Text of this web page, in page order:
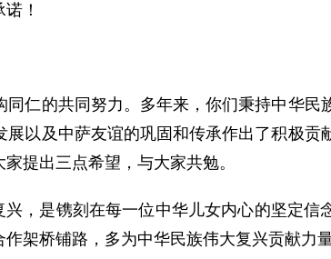
！
仁的共同努力。多年来，你们秉持中华民
以及中萨友谊的巩固和传承作出了积极贡
提出三点希望，与大家共勉。
，是镌刻在每一位中华儿女内心的坚定信
架桥铺路，多为中华民族伟大复兴贡献力量